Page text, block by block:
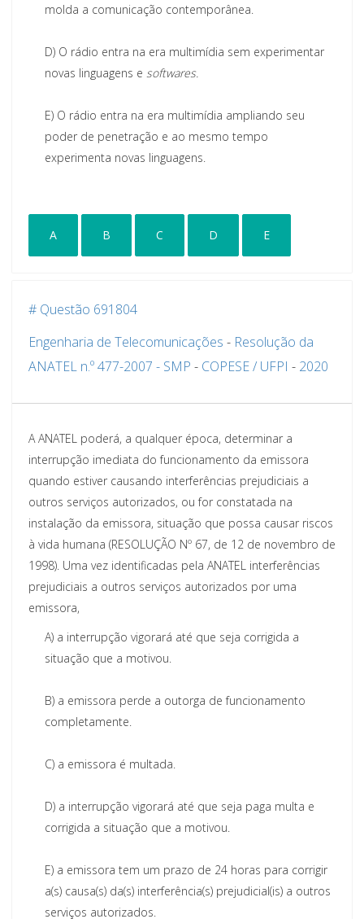
molda a comunicação contemporânea.
D) O rádio entra na era multimídia sem experimentar
novas linguagens e softwares.
E) O rádio entra na era multimídia ampliando seu
poder de penetração e ao mesmo tempo
experimenta novas linguagens.
A B C D E
# Questão 691804
Engenharia de Telecomunicações - Resolução da
ANATEL n.º 477-2007 - SMP - COPESE / UFPI - 2020
A ANATEL poderá, a qualquer época, determinar a
interrupção imediata do funcionamento da emissora
quando estiver causando interferências prejudiciais a
outros serviços autorizados, ou for constatada na
instalação da emissora, situação que possa causar riscos
à vida humana (RESOLUÇÃO Nº 67, de 12 de novembro de
1998). Uma vez identificadas pela ANATEL interferências
prejudiciais a outros serviços autorizados por uma
emissora,
A) a interrupção vigorará até que seja corrigida a
situação que a motivou.
B) a emissora perde a outorga de funcionamento
completamente.
C) a emissora é multada.
D) a interrupção vigorará até que seja paga multa e
corrigida a situação que a motivou.
E) a emissora tem um prazo de 24 horas para corrigir
a(s) causa(s) da(s) interferência(s) prejudicial(is) a outros
serviços autorizados.